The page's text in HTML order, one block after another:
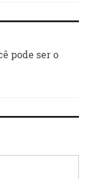
pode ser o